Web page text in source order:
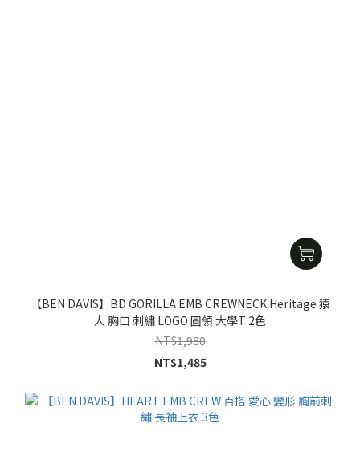
【BEN DAVIS】BD GORILLA EMB CREWNECK Heritage 猿
人 胸口 刺繡 LOGO 圓領 大學T 2色
NT$1,980
NT$1,485